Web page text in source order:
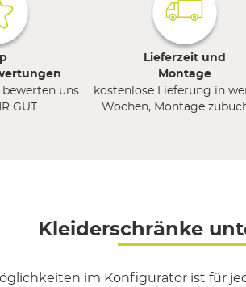
bewerten uns
GUT
Lieferzeit und
Montage
kostenlose Lieferung in
Wochen, Montage
Kleiderschränke
im Konfigurator ist für